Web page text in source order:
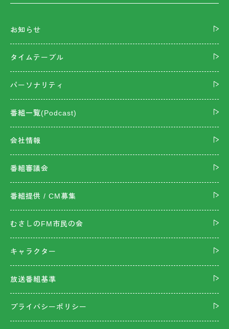
お知らせ
タイムテーブル
パーソナリティ
番組一覧(Podcast)
会社情報
番組審議会
番組提供 / CM募集
むさしのFM市民の会
キャラクター
放送番組基準
プライバシーポリシー